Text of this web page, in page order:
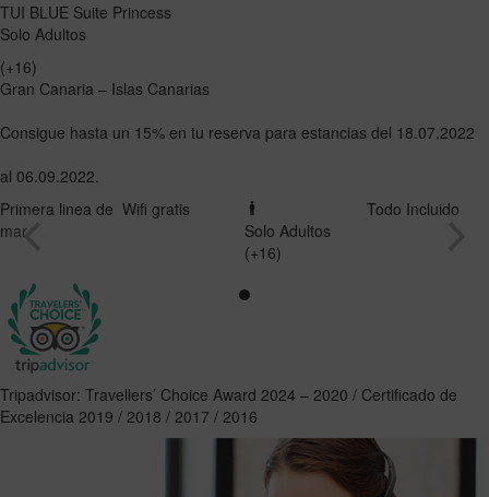
TUI BLUE Suite Princess
Solo Adultos
(+16)
Gran Canaria – Islas Canarias
Consigue hasta un 15% en tu reserva para estancias del 18.07.2022
al 06.09.2022.
Primera linea de
mar
Wifi gratis
Solo Adultos
(+16)
Todo Incluido
Tripadvisor: Travellers’ Choice Award 2024 – 2020 / Certificado de
Excelencia 2019 / 2018 / 2017 / 2016